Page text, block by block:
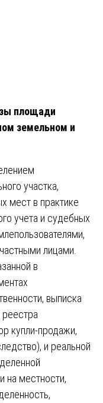
площади
земельном и
участка,
мест в практике
учета и судебных
лицами.
в
выписка
реестра
купли-продажи,
и реальной
на местности,